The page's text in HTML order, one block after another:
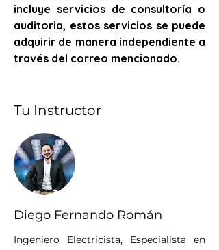
incluye servicios de consultoría o
auditoria, estos servicios se puede
adquirir de manera independiente a
través del correo mencionado.
Tu Instructor
Diego Fernando Román
Ingeniero Electricista, Especialista en